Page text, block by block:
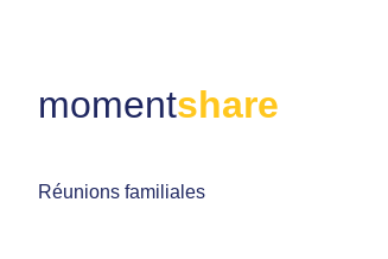
momentshare
Réunions familiales